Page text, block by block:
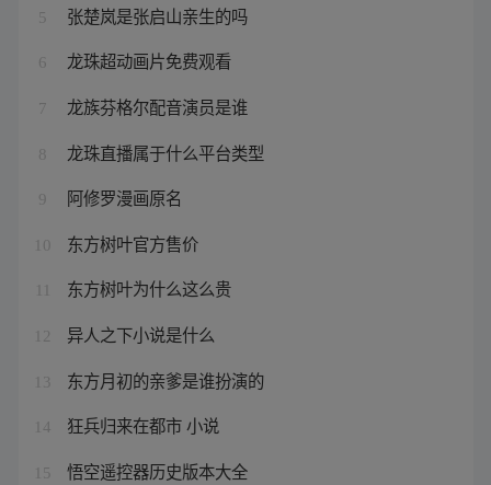
5 张楚岚是张启山亲生的吗
6 龙珠超动画片免费观看
7 龙族芬格尔配音演员是谁
8 龙珠直播属于什么平台类型
9 阿修罗漫画原名
10 东方树叶官方售价
东方树叶为什么这么贵
12 异人之下小说是什么
13 东方月初的亲爹是谁扮演的
14 狂兵归来在都市 小说
15 悟空遥控器历史版本大全